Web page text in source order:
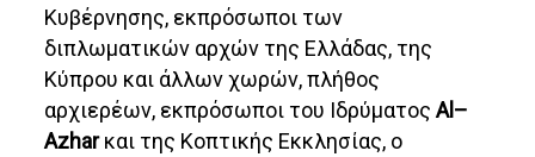
Κυβέρνησης, εκπρόσωποι των
διπλωματικών αρχών της Ελλάδας, της
Κύπρου και άλλων χωρών, πλήθος
αρχιερέων, εκπρόσωποι του ΙδρύματοςAl–
Azharκαι της Κοπτικής Εκκλησίας, ο